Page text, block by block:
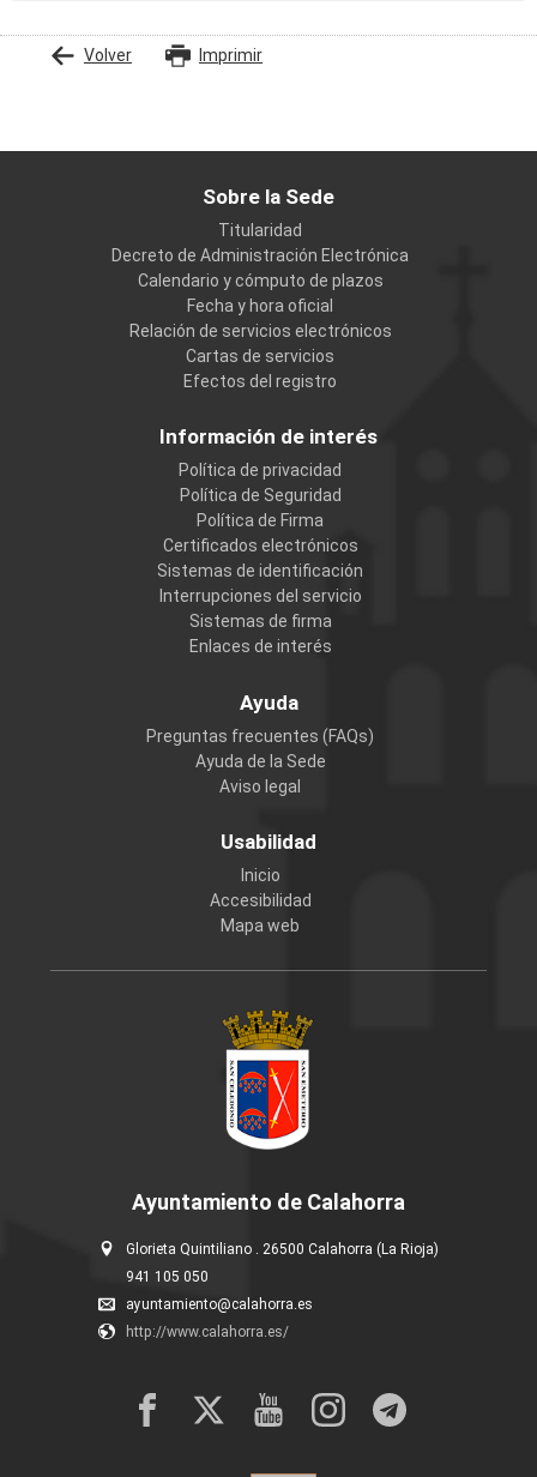
Volver Imprimir
Sobre la Sede
Titularidad
Decreto de Administración Electrónica
Calendario y cómputo de plazos
Fecha y hora oficial
Relación de servicios electrónicos
Cartas de servicios
Efectos del registro
Información de interés
Política de privacidad
Política de Seguridad
Política de Firma
Certificados electrónicos
Sistemas de identificación
Interrupciones del servicio
Sistemas de firma
Enlaces de interés
Ayuda
Preguntas frecuentes (FAQs)
Ayuda de la Sede
Aviso legal
Usabilidad
Inicio
Accesibilidad
Mapa web
Ayuntamiento de Calahorra
Glorieta Quintiliano . 26500 Calahorra (La Rioja)
941 105 050
ayuntamiento@calahorra.es
http://www.calahorra.es/